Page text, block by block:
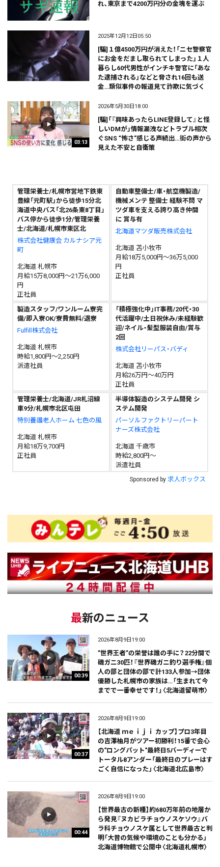
れ、東京まで4200万円分の金塊を運ぶ
2025年12月12日05:50
[騙]１億4500万円が消えた！「ニセ警察官
にお金をだまし取られてしまった」１人
暮らし60代男性がインチキ警官に「あな
た逮捕される」などと脅され16回も送
金…類似事件の報道見て詐欺に気づく
03:13
2026年5月30日18:00
[騙]「『興味あったらLINE登録して』と怪
しいDMが」情報漏洩などトラブル相次
ぐSNS “怖さ”感じる声続出…街の声から
見えた不安と自衛策
管理栄養士/札幌市営地下鉄東
豊線「元町駅」から徒歩15分北
海道中央バス「北26条東8丁目」
バス停から徒歩1分/管理栄養
士/北海道/札幌市東区北
株式会社健康会 カルナシア元
町
北海道 札幌市
月給15万8,000円～21万6,000
円
正社員
自動車整備士/車・航空機製造/
機械メンテ 整備士 経験不問 マ
ツダ車を支える誇り高き仲間
に 賞与有
北海道マツダ販売株式会社
北海道 苫小牧市
月給18万5,000円～36万5,000
円
正社員
製造スタッフ/ワンルーム寮完
備/即入寮OK/寮費無料/退寮
Fulfill株式会社
北海道 札幌市
時給1,800円～2,250円
派遣社員
「積極強化中」IT事務/20代・30
代活躍中/土日祝休み/未経験歓
迎/ネイル・髪型服装自由/賞与
2回
株式会社リーパス・バディ
北海道 苫小牧市
月給26万円～40万円
正社員
管理栄養士/北海道/JR札沼線
車9分/札幌市北区屯田
特別養護老人ホーム 七色の風
北海道 札幌市
月給18万9,700円
正社員
半導体製造のシステム開発 シ
ステム開発
パーソルファクトリーパート
ナーズ株式会社
北海道 千歳市
時給2,800円～
派遣社員
Sponsored by 求人ボックス
最新のニュース
00:39
2026年8月9日19:00
”世界王者”の栄誉は誰の手に？22分間で
磯ガニ30匹！『世界磯ガニ釣り選手権』個
人の部と団体の部で計133人参加→団体
優勝した札幌市の家族は…「生まれて今
までで一番幸せです！」〈北海道留萌市〉
00:37
2026年8月9日19:00
【北海道 ｍｅｉｊｉ カップ】プロ3年目
の吉澤柚月がツアー初勝利！15番で会心
の"ロングパット"最終日5バーディーで
トータル8アンダー「最終日のプレーはす
ごく自信になった」〈北海道北広島市〉
00:44
2026年8月9日19:00
【世界最古の新種】約680万年前の地層か
ら発見『ヌカビラチョウノスケソウ』バ
ラ科チョウノスケ属として世界最古と判
明「大昔の気候や環境のことも分かる」
北海道博物館で公開中〈北海道札幌市〉